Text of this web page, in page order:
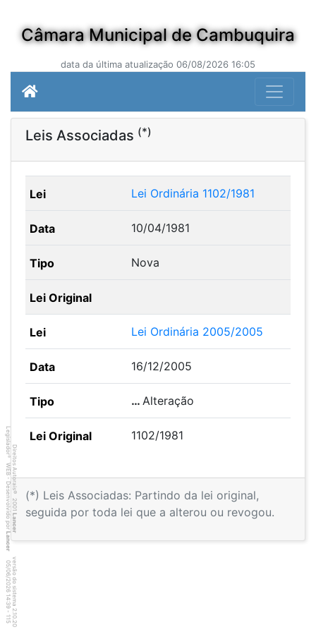
Câmara Municipal de Cambuquira
data da última atualização 06/08/2026 16:05
Leis Associadas (*)
Lei Ordinária 1102/1981
10/04/1981
Nova
Lei Ordinária 2005/2005
16/12/2005
…Alteração
1102/1981
(*) Leis Associadas: Partindo da lei original,
seguida por toda lei que a alterou ou revogou.
Direitos Autorais
©
2001
Lancer
Legislador
®
WEB - Desenvolvido por
Lancer
versão do sistema 2.10.20
1
1
5
-
4
:3
9
0
5
/
0
6
/
2
0
2
6